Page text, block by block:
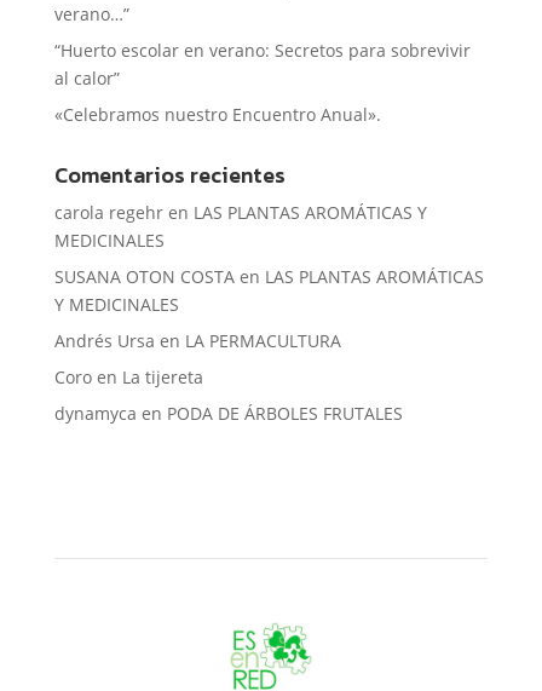
verano…”
“Huerto escolar en verano: Secretos para sobrevivir
al calor”
«Celebramos nuestro Encuentro Anual».
Comentarios recientes
carola regehren LAS PLANTAS AROMÁTICAS Y
MEDICINALES
SUSANA OTON COSTAen LAS PLANTAS AROMÁTICAS
Y MEDICINALES
Andrés Ursa en LA PERMACULTURA
Coroen La tijereta
dynamyca en PODA DE ÁRBOLES FRUTALES